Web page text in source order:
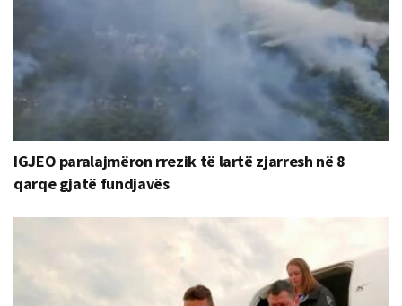
IGJEO paralajmëron rrezik të lartë zjarresh në 8
qarqe gjatë fundjavës